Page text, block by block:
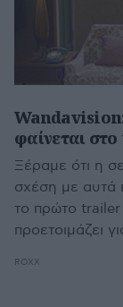
Wandavision:
φαίνεται
Ξέραμε ότι η
σχέση με αυτά
το πρώτο
προετοιμάζει
ROXX